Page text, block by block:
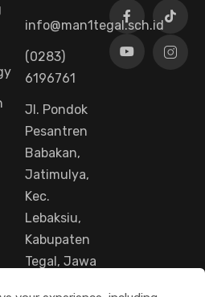
info@man1tegal.sch.id
(0283)
6196761
Jl. Pondok
Pesantren
Babakan,
Jatimulya,
Kec.
Lebaksiu,
Kabupaten
Tegal, Jawa